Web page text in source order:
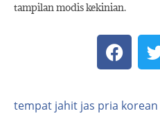
tampilan modis kekinian.
tempat jahit jas pria